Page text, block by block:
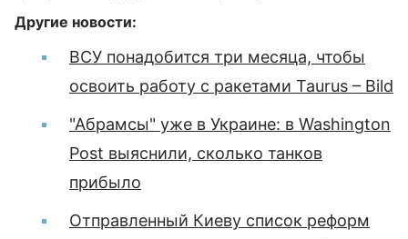
Другие новости:
ВСУ понадобится три месяца, чтобы
освоить работу с ракетами Taurus – Bild
"Абрамсы" уже в Украине: в Washington
Post выяснили, сколько танков
прибыло
Отправленный Киеву список реформ